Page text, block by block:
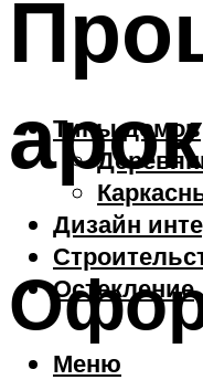
Типы домов
Дизайн
Остекление
Меню